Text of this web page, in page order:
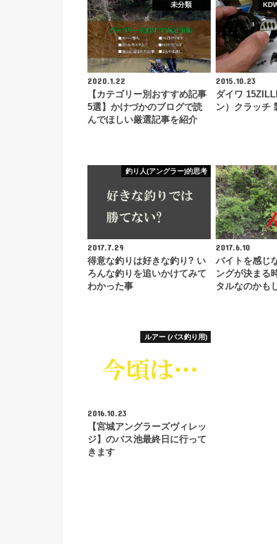
未分類
2020.1.22
【カテゴリー別おすすめ記事
5選】かけづかのブログで読
んでほしい厳選記事を紹介
2015.10.23
ダイワ
ン）クラッチ
釣り人(アングラー)的思考
2017.7.29
得意な釣りは好きな釣り? い
ろんな釣りを追いかけてみて
わかった事
2017.6.10
バイトを感じ
ングが決まる
タルなのかも
ルアー (バス釣り用)
2016.10.23
【宮城アングラーズヴィレッ
ジ】のバス池最終日に行って
きます